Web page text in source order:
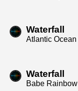
Waterfall
Atlantic Ocean
Waterfall
Babe Rainbow